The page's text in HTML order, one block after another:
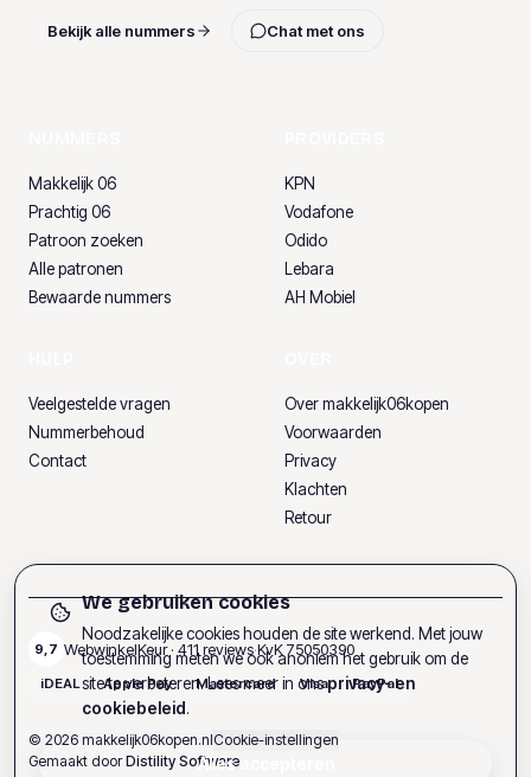
Bekijk alle nummers Chat met ons
Makkelijk 06
Prachtig 06
Patroon zoeken
Alle patronen
Bewaarde nummers
KPN
Vodafone
Odido
Lebara
AH Mobiel
Veelgestelde vragen
Nummerbehoud
Contact
Over makkelijk06kopen
Voorwaarden
Privacy
Klachten
Retour
9,7 WebwinkelKeur · 411reviews·KvK75050390
iDEAL Apple Pay Mastercard Visa PayPal
© 2026 makkelijk06kopen.nlCookie-instellingen
Gemaakt door Distility Software
We gebruiken cookies
Noodzakelijke cookies houden de site werkend. Met jouw
toestemming meten we ook anoniem het gebruik om de
site te verbeteren. Lees meer in onsprivacy- en
cookiebeleid.
Alles accepteren